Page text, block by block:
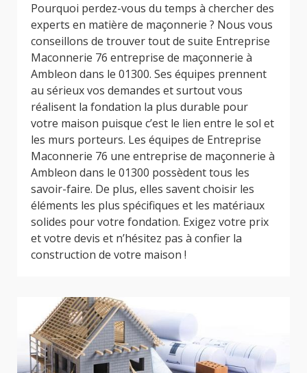
Pourquoi perdez-vous du temps à chercher des
experts en matière de maçonnerie ? Nous vous
conseillons de trouver tout de suite Entreprise
Maconnerie 76 entreprise de maçonnerie à
Ambleon dans le 01300. Ses équipes prennent
au sérieux vos demandes et surtout vous
réalisent la fondation la plus durable pour
votre maison puisque c’est le lien entre le sol et
les murs porteurs. Les équipes de Entreprise
Maconnerie 76 une entreprise de maçonnerie à
Ambleon dans le 01300 possèdent tous les
savoir-faire. De plus, elles savent choisir les
éléments les plus spécifiques et les matériaux
solides pour votre fondation. Exigez votre prix
et votre devis et n’hésitez pas à confier la
construction de votre maison !